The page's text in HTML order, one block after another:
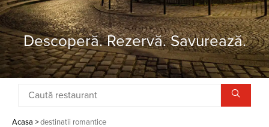
Descoperă. Rezervă. Savurează.
Acasa >destinatii romantice